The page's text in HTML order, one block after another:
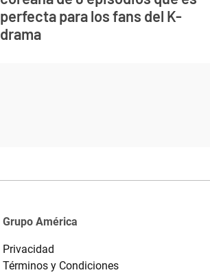
perfecta para los fans del K-
drama
Grupo América
Privacidad
Términos y Condiciones